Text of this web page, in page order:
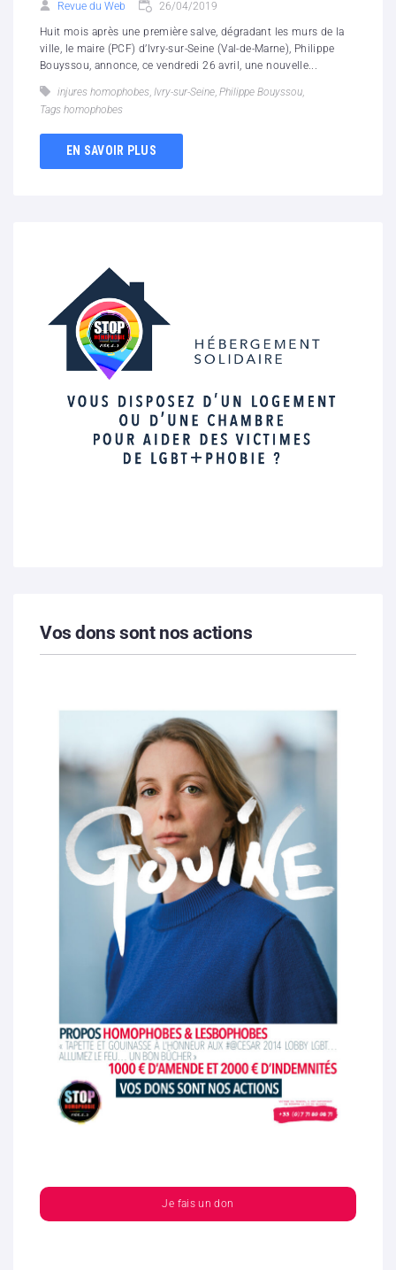
Revue du Web 26/04/2019
Huit mois après une première salve, dégradant les murs de la
ville, le maire (PCF) d’Ivry-sur-Seine (Val-de-Marne), Philippe
Bouyssou, annonce, ce vendredi 26 avril, une nouvelle...
injures homophobes, Ivry-sur-Seine, Philippe Bouyssou,
Tags homophobes
EN SAVOIR PLUS
Vos dons sont nos actions
Je fais un don